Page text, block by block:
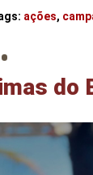
ações,
do